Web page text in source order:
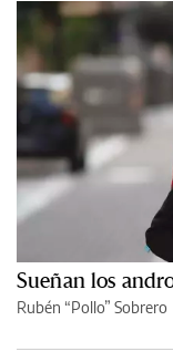
Sueñan los
Rubén “Pollo” Sobrero